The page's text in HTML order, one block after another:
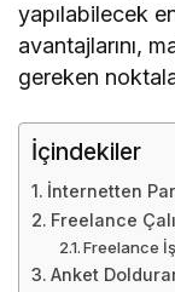
yapılabilecek
avantajlarını,
gereken
İçindekiler
İnternetten
Freelance
Freelance
Anket